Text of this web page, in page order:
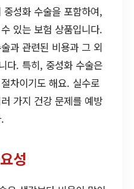
성화 수술을 포함하여,
있는 보험 상품입니다.
과 관련된 비용과 그 외
다. 특히, 중성화 수술은
차이기도 해요. 실수로
가지 건강 문제를 예방
성